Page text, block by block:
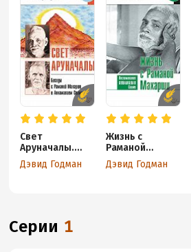
Свет
Аруначалы.
Беседы с
Раманой
Дэвид Годман
Жизнь с
Раманой
Махарши
Дэвид Годман
Серии 1